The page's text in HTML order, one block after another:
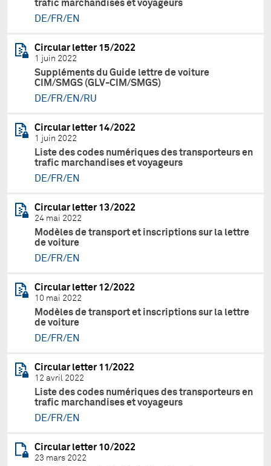
trafic marchandises et voyageurs
DE/FR/EN
Circular letter 15/2022
1 juin 2022
Suppléments du Guide lettre de voiture
CIM/SMGS (GLV-CIM/SMGS)
DE/FR/EN/RU
Circular letter 14/2022
1 juin 2022
Liste des codes numériques des transporteurs en
trafic marchandises et voyageurs
DE/FR/EN
Circular letter 13/2022
24 mai 2022
Modèles de transport et inscriptions sur la lettre
de voiture
DE/FR/EN
Circular letter 12/2022
10 mai 2022
Modèles de transport et inscriptions sur la lettre
de voiture
DE/FR/EN
Circular letter 11/2022
12 avril 2022
Liste des codes numériques des transporteurs en
trafic marchandises et voyageurs
DE/FR/EN
Circular letter 10/2022
23 mars 2022